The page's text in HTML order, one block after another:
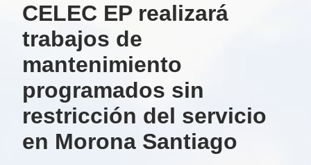
CELEC EP realizará
trabajos de
mantenimiento
programados sin
restricción del servicio
en Morona Santiago